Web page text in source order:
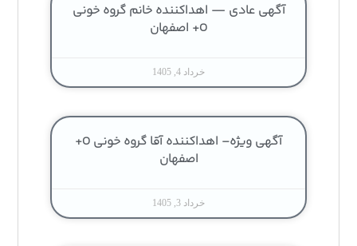
آگهی عادی — اهداکننده خانم گروه خونی
O+ اصفهان
خرداد 4, 1405
آگهی ویژه– اهداکننده آقا گروه خونی O+
اصفهان
خرداد 3, 1405